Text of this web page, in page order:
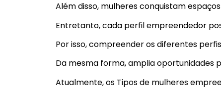
Além disso, mulheres conquistam
Entretanto, cada perfil empreendedor
Por isso, compreender os diferentes
Da mesma forma, amplia oportunidades
Atualmente, os Tipos de mulheres